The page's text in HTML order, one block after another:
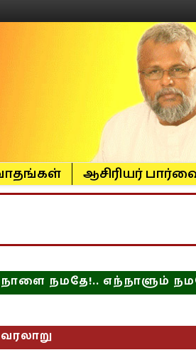
ஆசிரியர்
நாளை நமதே!.. எந்நாளும்
வரலாறு